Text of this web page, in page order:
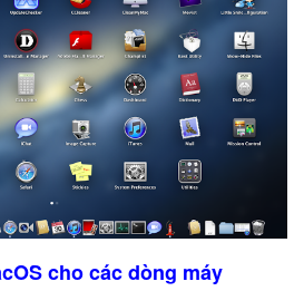
cho các dòng máy